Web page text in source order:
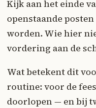
Kijk aan het einde
openstaande
worden. Wie hier
vordering aan de
Wat betekent dit
routine: voor de
doorlopen — en bij